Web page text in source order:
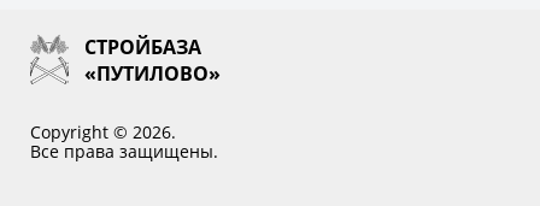
СТРОЙБАЗА
«ПУТИЛОВО»
Copyright © 2026.
Все права защищены.